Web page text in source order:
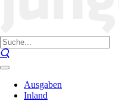
Ausgaben
Inland